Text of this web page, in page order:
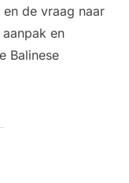
de vraag naar
en
Balinese